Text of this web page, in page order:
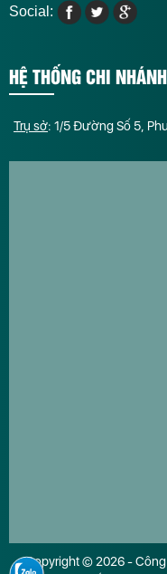
Social:
HỆ THỐNG CHI NHÁNH
Trụ sở: 1/5 Đường Số 5,
Copyright © 2026 - Công